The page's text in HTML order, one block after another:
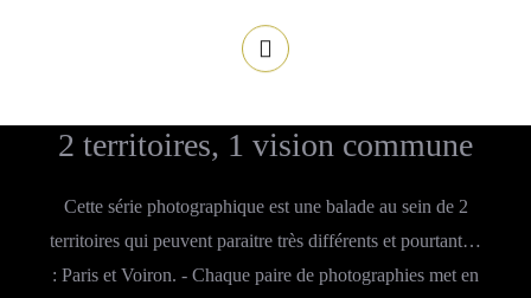
2 territoires, 1 vision commune
Cette série photographique est une balade au sein de 2
territoires qui peuvent paraitre très différents et pourtant…
: Paris et Voiron. - Chaque paire de photographies met en